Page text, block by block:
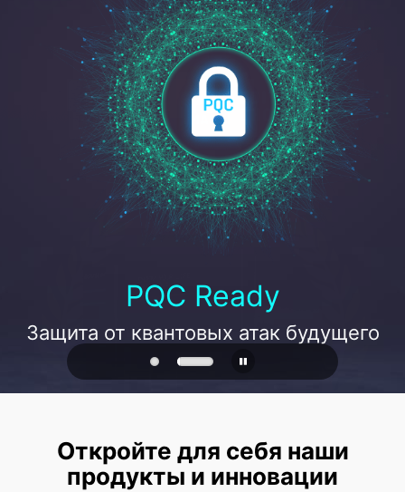
PQC Ready
Защита от квантовых атак будущего
Откройте для себя наши
продукты и инновации